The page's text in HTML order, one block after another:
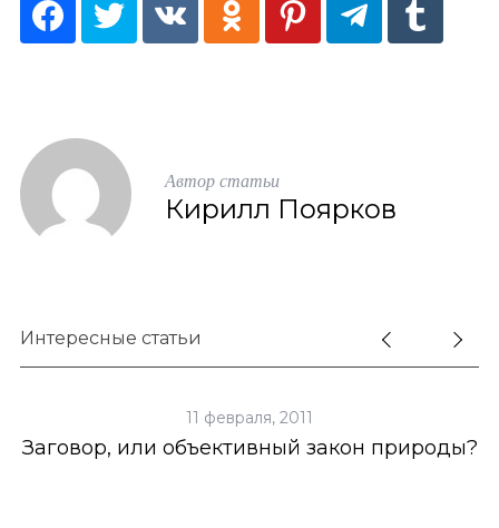
Автор статьи
Кирилл Поярков
Интересные статьи
11 февраля, 2011
Заговор, или объективный закон природы?